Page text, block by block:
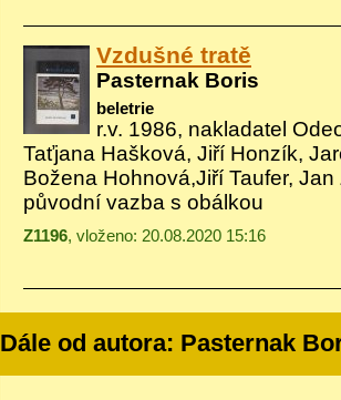
Vzdušné tratě
Pasternak Boris
beletrie
r.v. 1986, nakladatel
Taťjana Hašková, Jiří Honzík,
Božena Hohnová,Jiří Taufer, Jan
původní vazba s obálkou
Z1196, vloženo: 20.08.2020 15:16
Dále od autora: Pasternak